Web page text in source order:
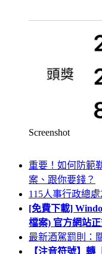
Screenshot
重要！如何防範
案、跟你要錢？
115人事行政總
[免費下載]
檔案) 官方網站
最新酒駕罰則：
【注音符號】轉